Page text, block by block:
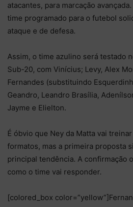
atacantes, para marcação
time programado para o futebol
ataque e de defesa.
Assim, o time azulino será testado
Sub-20, com Vinícius; Levy, Alex
Fernandes (substituindo
Geandro, Leandro Brasília,
Jayme e Elielton.
É óbvio que Ney da Matta vai
formatos, mas a primeira proposta
principal tendência. A confirmação
como o time vai responder.
[colored_box